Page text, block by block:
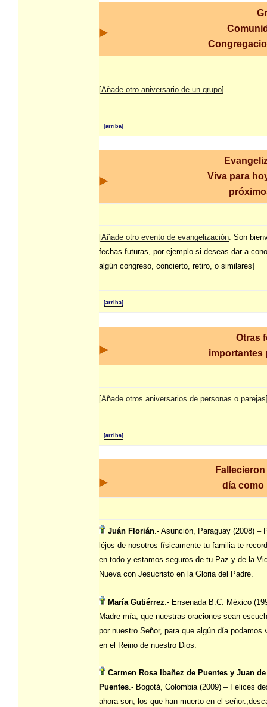
[Añade otro aniversario de un grupo]
[arriba]
Viva para
[Añade otro evento de evangelización: Son
fechas futuras, por ejemplo si deseas dar a
algún congreso, concierto, retiro, o similares]
[arriba]
Otras
importantes
[Añade otros aniversarios de personas o parejas
[arriba]
día
Juán Florián.- Asunción, Paraguay (2008) –
léjos de nosotros físicamente tu familia te
en todo y estamos seguros de tu Paz y de la
Nueva con Jesucristo en la Gloria del Padre.
María Gutiérrez .- Ensenada B.C. México
Madre mía, que nuestras oraciones sean
por nuestro Señor, para que algún día podamos
en el Reino de nuestro Dios.
Carmen Rosa Ibañez de Puentes y Juan
Puentes.- Bogotá, Colombia (2009) – Felices
ahora son, los que han muerto en el